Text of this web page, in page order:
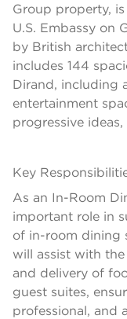
Group property,
U.S. Embassy on
by British
includes 144
Dirand, including
entertainment
progressive
Key
As an In-Room
important role in
of in-room dining
will assist with
and delivery of
guest suites,
professional, and